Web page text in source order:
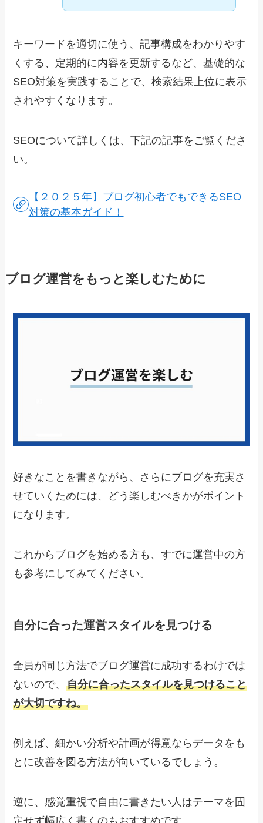
キーワードを適切に使う、記事構成をわかりやす
くする、定期的に内容を更新するなど、基礎的な
SEO対策を実践することで、検索結果上位に表示
されやすくなります。
SEOについて詳しくは、下記の記事をご覧くださ
い。
【２０２５年】ブログ初心者でもできるSEO
対策の基本ガイド！
ブログ運営をもっと楽しむために
好きなことを書きながら、さらにブログを充実さ
せていくためには、どう楽しむべきかがポイント
になります。
これからブログを始める方も、すでに運営中の方
も参考にしてみてください。
自分に合った運営スタイルを見つける
全員が同じ方法でブログ運営に成功するわけでは
ないので、自分に合ったスタイルを見つけること
が大切ですね。
例えば、細かい分析や計画が得意ならデータをも
とに改善を図る方法が向いているでしょう。
逆に、感覚重視で自由に書きたい人はテーマを固